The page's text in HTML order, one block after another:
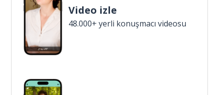
Video izle
48.000+ yerli konuşmacı videosu